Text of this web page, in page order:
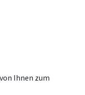
Ihnen zum